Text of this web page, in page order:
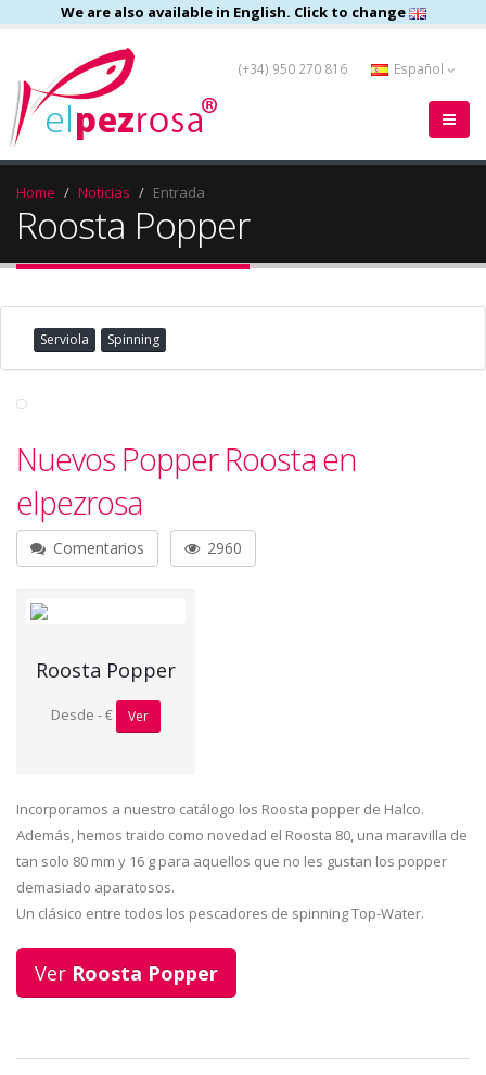
We are also available in English. Click to change
(+34) 950 270 816 Español
Home Noticias Entrada
Roosta Popper
Serviola Spinning
Nuevos Popper Roosta en
elpezrosa
Comentarios 2960
Roosta Popper
Desde - € Ver
Incorporamos a nuestro catálogo los Roosta popper de Halco.
Además, hemos traido como novedad el Roosta 80, una maravilla de
tan solo 80 mm y 16 g para aquellos que no les gustan los popper
demasiado aparatosos.
Un clásico entre todos los pescadores de spinning Top-Water.
Ver Roosta Popper